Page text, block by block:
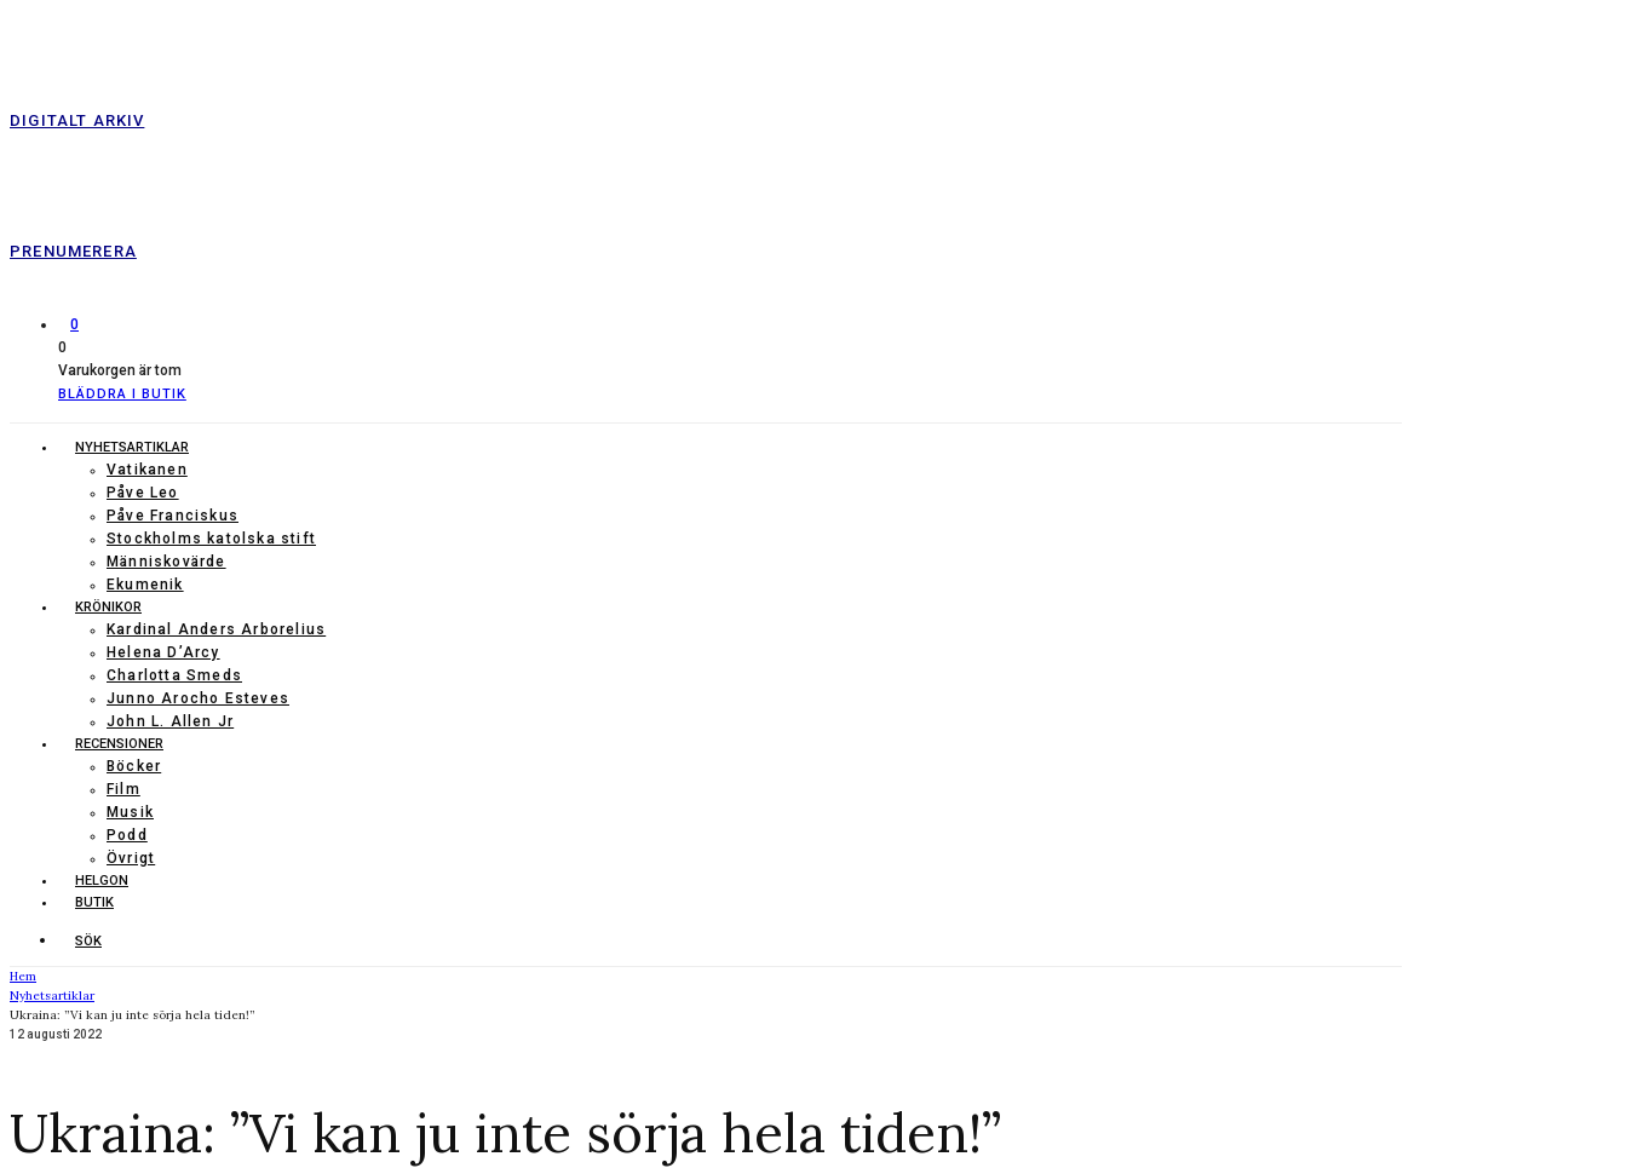
DIGITALT ARKIV
PRENUMERERA
0
0
Varukorgen är tom
BLÄDDRA I BUTIK
NYHETSARTIKLAR
Vatikanen
Påve Leo
Påve Franciskus
Stockholms katolska stift
Människovärde
Ekumenik
KRÖNIKOR
Kardinal Anders Arborelius
Helena D’Arcy
Charlotta Smeds
Junno Arocho Esteves
John L. Allen Jr
RECENSIONER
Böcker
Film
Musik
Podd
Övrigt
HELGON
BUTIK
SÖK
Hem
Nyhetsartiklar
Ukraina: ”Vi kan ju inte sörja hela tiden!”
12 augusti 2022
Ukraina: ”Vi kan ju inte sörja hela tiden!”